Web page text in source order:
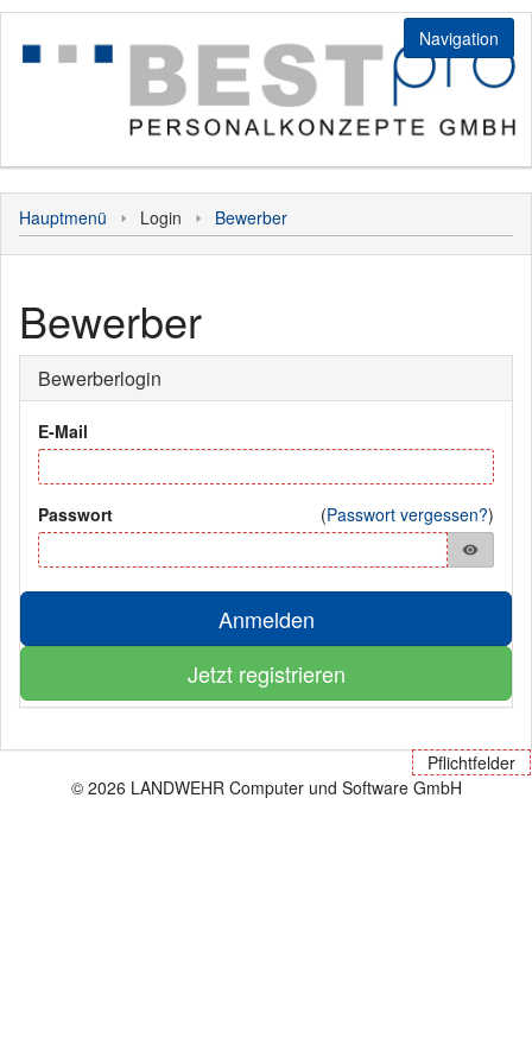
Navigation
Sonstiges
Hauptmenü
Hauptmenü Login Bewerber
Bewerber
Bewerberlogin
E-Mail
(Passwort vergessen?)
Passwort
visibility
Anmelden
Jetzt registrieren
Pflichtfelder
© 2026 LANDWEHR Computer und Software GmbH